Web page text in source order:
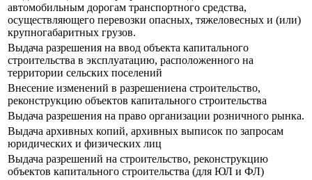
автомобильным дорогам транспортного средства,
осуществляющего перевозки опасных, тяжеловесных и (или)
крупногабаритных грузов.
Выдача разрешения на ввод объекта капитального
строительства в эксплуатацию, расположенного на
территории сельских поселений
Внесение изменений в разрешениена строительство,
реконструкцию объектов капитального строительства
Выдача разрешения на право организации розничного рынка.
Выдача архивных копий, архивных выписок по запросам
юридических и физических лиц
Выдача разрешений на строительство, реконструкцию
объектов капитального строительства (для ЮЛ и ФЛ)